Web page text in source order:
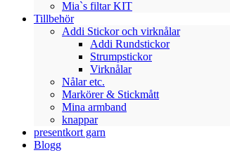
Mia`s filtar KIT
Tillbehör
Addi Stickor och virknålar
Addi Rundstickor
Strumpstickor
Virknålar
Nålar etc.
Markörer & Stickmått
Mina armband
knappar
presentkort garn
Blogg